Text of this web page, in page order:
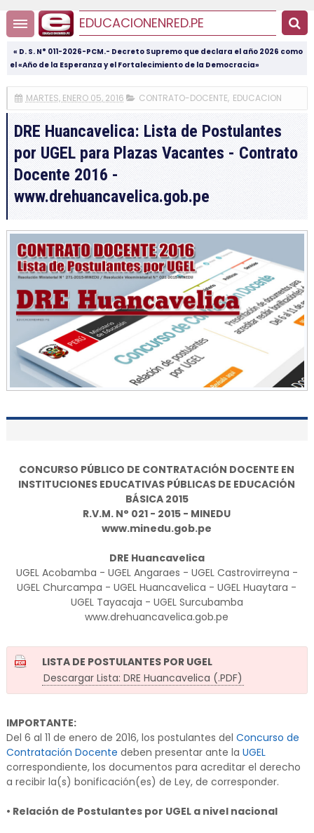
EDUCACIONENRED.PE
« D. S. N° 011-2026-PCM.- Decreto Supremo que declara el año 2026 como
el «Año de la Esperanza y el Fortalecimiento de la Democracia»
MARTES, ENERO 05, 2016 CONTRATO-DOCENTE, EDUCACION
DRE Huancavelica: Lista de Postulantes
por UGEL para Plazas Vacantes - Contrato
Docente 2016 -
www.drehuancavelica.gob.pe
CONCURSO PÚBLICO DE CONTRATACIÓN DOCENTE EN
INSTITUCIONES EDUCATIVAS PÚBLICAS DE EDUCACIÓN
BÁSICA 2015
R.V.M. N° 021 - 2015 - MINEDU
www.minedu.gob.pe
DRE Huancavelica
UGEL Acobamba - UGEL Angaraes - UGEL Castrovirreyna -
UGEL Churcampa - UGEL Huancavelica - UGEL Huaytara -
UGEL Tayacaja - UGEL Surcubamba
www.drehuancavelica.gob.pe
LISTA DE POSTULANTES POR UGEL
Descargar Lista: DRE Huancavelica (.PDF)
IMPORTANTE:
Del 6 al 11 de enero de 2016, los postulantes del Concurso de
Contratación Docente deben presentar ante la UGEL
correspondiente, los documentos para acreditar el derecho
a recibir la(s) bonificación(es) de Ley, de corresponder.
• Relación de Postulantes por UGEL a nivel nacional